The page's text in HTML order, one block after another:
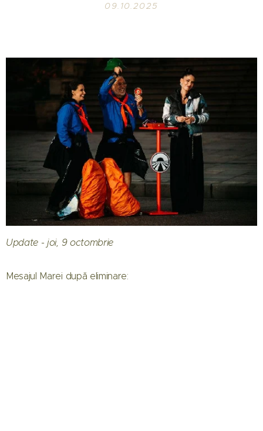
09.10.2025
Update - joi, 9 octombrie
Mesajul Marei după eliminare: